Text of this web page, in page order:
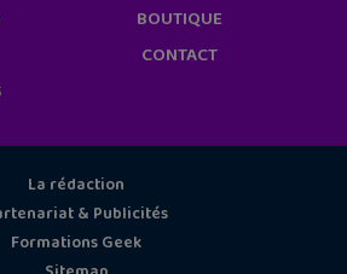
BOUTIQUE
CONTACT
La rédaction
& Publicités
Formations Geek